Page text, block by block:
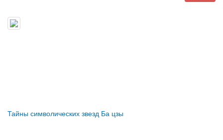
Тайны символических звезд Ба цзы